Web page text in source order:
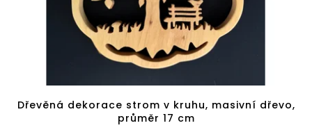
Dřevěná dekorace strom v kruhu, masivní dřevo,
průměr 17 cm